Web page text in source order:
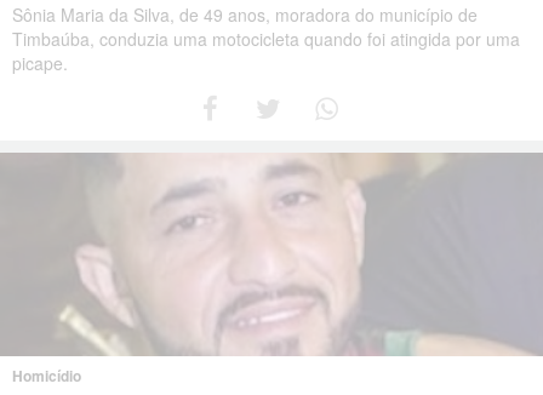
Sônia Maria da Silva, de 49 anos, moradora do município de
Timbaúba, conduzia uma motocicleta quando foi atingida por uma
picape.
Homicídio